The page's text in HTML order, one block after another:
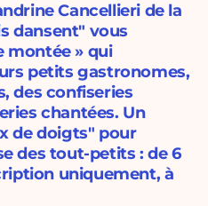
Cancellieri​​ de la
dansent" vous
montée » qui
petits gastronomes,
des confiseries
chantées. Un
de doigts" pour
des tout-petits : de 6
uniquement, à